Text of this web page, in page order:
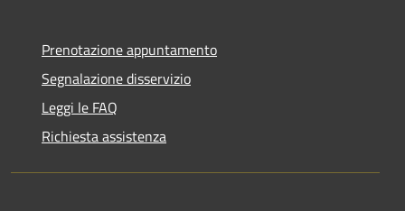
Prenotazione appuntamento
Segnalazione disservizio
Leggi le FAQ
Richiesta assistenza